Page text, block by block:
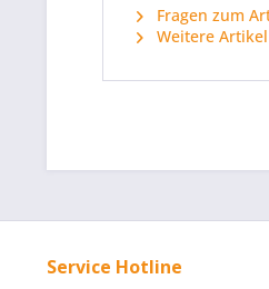
Fragen zum
Weitere
Service Hotline